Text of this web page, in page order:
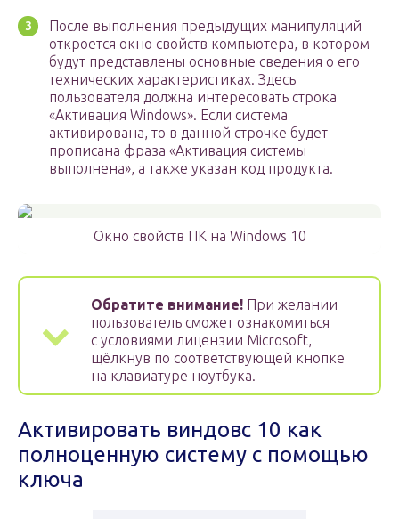
После выполнения предыдущих манипуляций
откроется окно свойств компьютера, в котором
будут представлены основные сведения о его
технических характеристиках. Здесь
пользователя должна интересовать строка
«Активация Windows». Если система
активирована, то в данной строчке будет
прописана фраза «Активация системы
выполнена», а также указан код продукта.
Окно свойств ПК на Windows 10
Обратите внимание! При желании
пользователь сможет ознакомиться
с условиями лицензии Microsoft,
щёлкнув по соответствующей кнопке
на клавиатуре ноутбука.
Активировать виндовс 10 как
полноценную систему с помощью
ключа